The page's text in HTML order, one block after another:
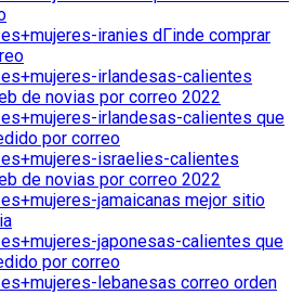
iranies dГіnde comprar
irlandesas-calientes
de novias por correo 2022
irlandesas-calientes que
por correo
israelies-calientes
de novias por correo 2022
jamaicanas mejor sitio
japonesas-calientes que
por correo
lebanesas correo orden